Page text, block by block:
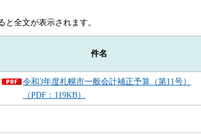
全文が表示されます。
件名
令和3年度札幌市一般会計補正予算（第11号）
（PDF：119KB）